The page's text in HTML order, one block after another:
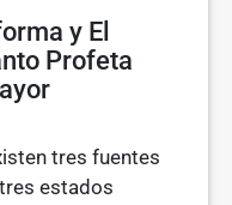
y El
Profeta
tres fuentes
estados